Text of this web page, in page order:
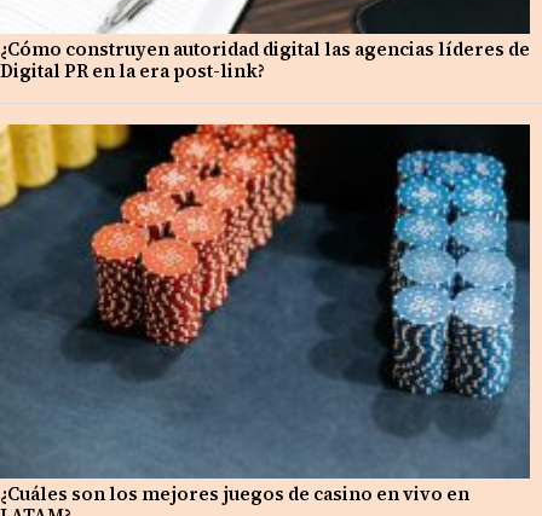
¿Cómo construyen autoridad digital las agencias líderes de
Digital PR en la era post-link?
¿Cuáles son los mejores juegos de casino en vivo en